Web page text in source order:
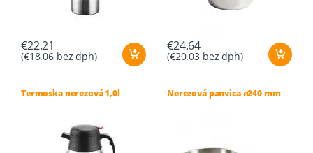
€22.21
(€18.06 bez dph)
€24.64
(€20.03 bez dph)
Termoska nerezová 1,0l Nerezová panvica ⌀240 mm